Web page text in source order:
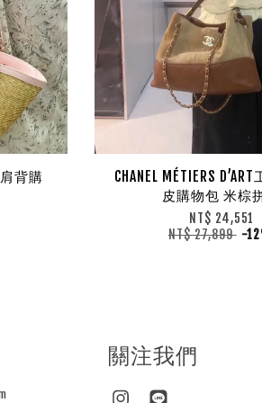
背購
CHANEL MÉTIERS
皮購物包 米棕
NT$ 24,551
NT$ 27,899 -
關注我們
Instagram